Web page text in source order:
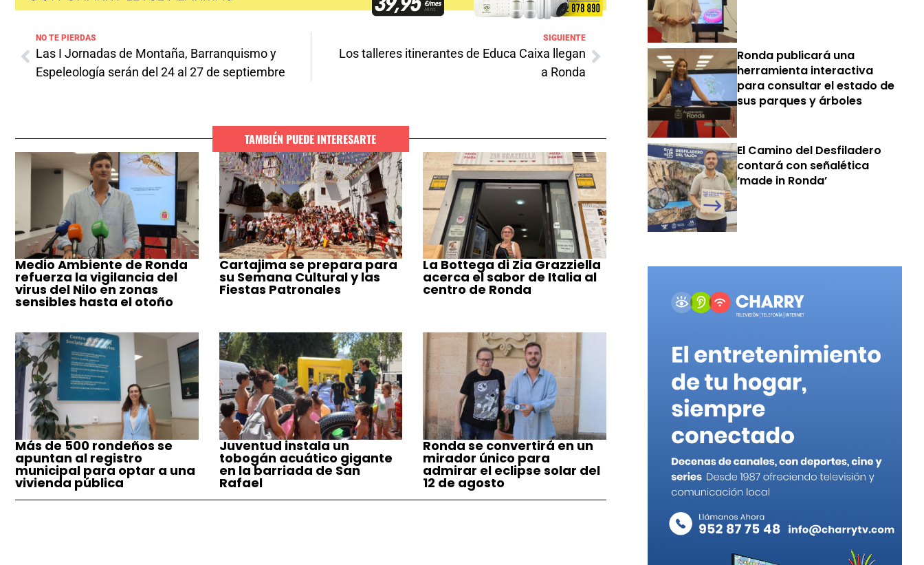
NO TE PIERDAS
Las I Jornadas de Montaña, Barranquismo y
Espeleología serán del 24 al 27 de septiembre
SIGUIENTE
Los talleres itinerantes de Educa Caixa llegan
a Ronda
TAMBIÉN PUEDE INTERESARTE
Medio Ambiente de Ronda
refuerza la vigilancia del
virus del Nilo en zonas
sensibles hasta el otoño
Cartajima se prepara para
su Semana Cultural y las
Fiestas Patronales
La Bottega di Zia Grazziella
acerca el sabor de Italia al
centro de Ronda
Más de 500 rondeños se
apuntan al registro
municipal para optar a una
vivienda pública
Juventud instala un
tobogán acuático gigante
en la barriada de San
Rafael
Ronda se convertirá en un
mirador único para
admirar el eclipse solar del
12 de agosto
Ronda publicará una
herramienta interactiva
para consultar el estado de
sus parques y árboles
El Camino del Desfiladero
contará con señalética
‘made in Ronda’